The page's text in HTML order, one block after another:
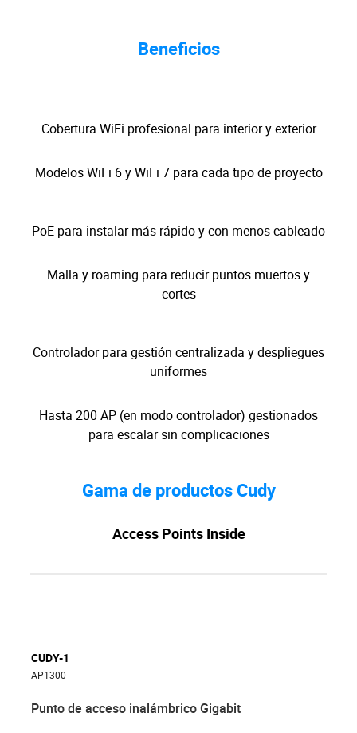
Beneficios
Cobertura WiFi profesional para interior y exterior
Modelos WiFi 6 y WiFi 7 para cada tipo de proyecto
PoE para instalar más rápido y con menos cableado
Malla y roaming para reducir puntos muertos y
cortes
Controlador para gestión centralizada y despliegues
uniformes
Hasta 200 AP (en modo controlador) gestionados
para escalar sin complicaciones
Gama de productos Cudy
Access Points Inside
CUDY-1
AP1300
Punto de acceso inalámbrico Gigabit